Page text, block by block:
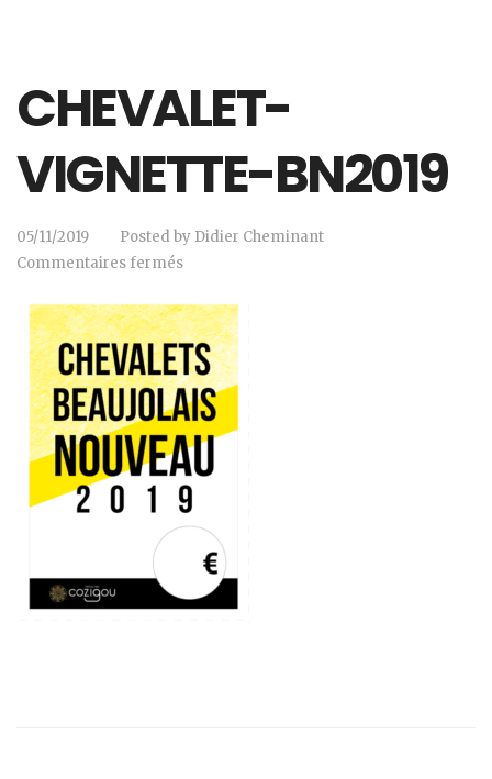
CHEVALET-
VIGNETTE-BN2019
05/11/2019 Posted by Didier Cheminant
Commentaires fermés